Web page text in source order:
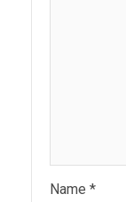
Name *